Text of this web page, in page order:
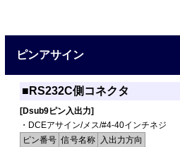
ピンアサイン
■RS232C側コネクタ
[Dsub9ピン入出力]
・DCEアサイン/メス/#4-40インチネジ
ピン番号 信号名称
入出力方向